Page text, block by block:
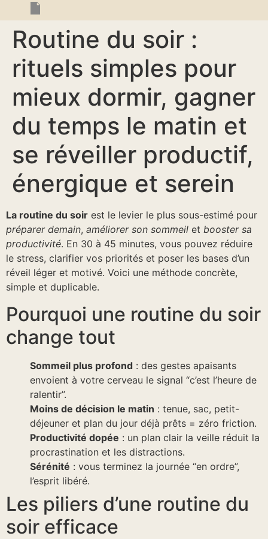
Routine du soir :
rituels simples pour
mieux dormir, gagner
du temps le matin et
se réveiller productif,
énergique et serein
La routine du soir est le levier le plus sous-estimé pour
préparer demain, améliorer son sommeil et booster sa
productivité. En 30 à 45 minutes, vous pouvez réduire
le stress, clarifier vos priorités et poser les bases d’un
réveil léger et motivé. Voici une méthode concrète,
simple et duplicable.
Pourquoi une routine du soir
change tout
Sommeil plus profond : des gestes apaisants
envoient à votre cerveau le signal “c’est l’heure de
ralentir”.
Moins de décision le matin : tenue, sac, petit-
déjeuner et plan du jour déjà prêts = zéro friction.
Productivité dopée : un plan clair la veille réduit la
procrastination et les distractions.
Sérénité : vous terminez la journée “en ordre”,
l’esprit libéré.
Les piliers d’une routine du
soir efficace